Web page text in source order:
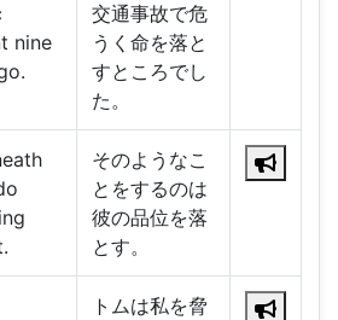
nine
交通事故で危
うく命を落と
すところでし
た。
そのようなこ
とをするのは
彼の品位を落
とす。
トムは私を脅